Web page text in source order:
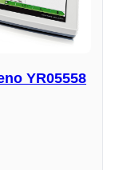
YR05558